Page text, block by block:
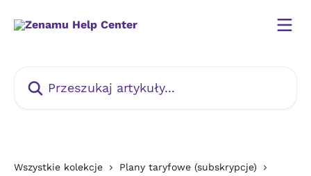
Wszystkie kolekcje
Plany taryfowe (subskrypcje)